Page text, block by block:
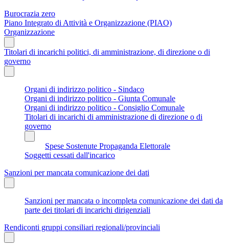
Burocrazia zero
Piano Integrato di Attività e Organizzazione (PIAO)
Organizzazione
Titolari di incarichi politici, di amministrazione, di direzione o di
governo
Organi di indirizzo politico - Sindaco
Organi di indirizzo politico - Giunta Comunale
Organi di indirizzo politico - Consiglio Comunale
Titolari di incarichi di amministrazione di direzione o di
governo
Spese Sostenute Propaganda Elettorale
Soggetti cessati dall'incarico
Sanzioni per mancata comunicazione dei dati
Sanzioni per mancata o incompleta comunicazione dei dati da
parte dei titolari di incarichi dirigenziali
Rendiconti gruppi consiliari regionali/provinciali